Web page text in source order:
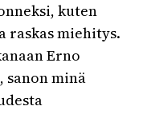
kuten
raskas miehitys.
Erno
sanon minä